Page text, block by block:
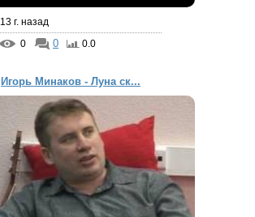
13 г. назад
0
0 0.0
Игорь Минаков - Луна ск...